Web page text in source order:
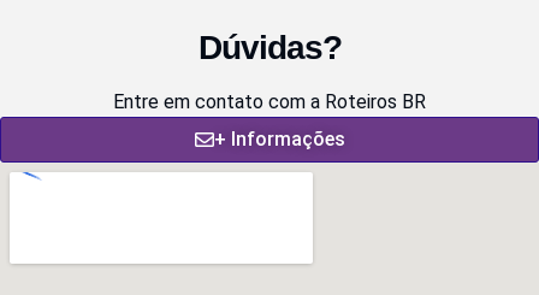
Dúvidas?
Entre em contato com a Roteiros BR
+ Informações